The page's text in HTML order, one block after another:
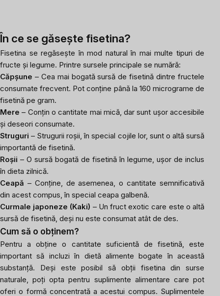
În ce se găsește fisetina?
Fisetina se regăsește în mod natural în mai multe tipuri de
fructe și legume. Printre sursele principale se numără:
Căpșune – Cea mai bogată sursă de fisetină dintre fructele
consumate frecvent. Pot conține până la 160 micrograme de
fisetină pe gram.
Mere – Conțin o cantitate mai mică, dar sunt ușor accesibile
și deseori consumate.
Struguri – Strugurii roșii, în special cojile lor, sunt o altă sursă
importantă de fisetină.
Roșii – O sursă bogată de fisetină în legume, ușor de inclus
în dieta zilnică.
Ceapă – Conține, de asemenea, o cantitate semnificativă
din acest compus, în special ceapa galbenă.
Curmale japoneze (Kaki) – Un fruct exotic care este o altă
sursă de fisetină, deși nu este consumat atât de des.
Cum să o obținem?
Pentru a obține o cantitate suficientă de fisetină, este
important să incluzi în dietă alimente bogate în această
substanță. Deși este posibil să obții fisetina din surse
naturale, poți opta pentru suplimente alimentare care pot
oferi o formă concentrată a acestui compus. Suplimentele